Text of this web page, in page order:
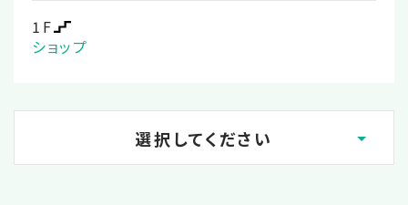
1F
ショップ
選択してください